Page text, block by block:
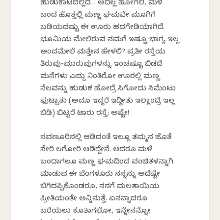
ಹುಡುಕಾಟದಲ್ಲಿದೆ… ಅದೆಲ್ಲ ಹೋಗಲಿ, ಮಳೆ
ಬಂದ ಹೊತ್ತಲ್ಲಿ ಮಣ್ಣ ಘಮವೇ ಮೂಗಿಗೆ
ಬಡಿಯದಷ್ಟು ಈ ಊರು ಹದಗೇಡಿಯಾಗಿದೆ.
‌ಭೂಮಿಯ ಮೇಲಿರುವ ನಮಗೆ ಇಷ್ಟೂ ಭಾಗ್ಯ ಇಲ್ಲ
ಅಂದಮೇಲೆ ಮತ್ತೇನ ಹೇಳಲಿ? ಪ್ರತೀ ರಸ್ತೆಯ
ತಿರುವು-ಮುರುವುಗಳನ್ನು ಇಂಚಷ್ಟೂ ಬಿಡದೆ
ಮನೆಗಳು ಎದ್ದು ನಿಂತಿರೋ ಊರಲ್ಲಿ ಮಣ್ಣ
ನೆಲವನ್ನು ಹುಡುಕ ಹೋದ್ರೆ ಸಿಗೋದು ಸಿಮೆಂಟು
ಫುಟ್ಪಾತು (ಅದೂ ಇದ್ದರೆ ಇದ್ದೀತು ಇಲ್ಲಾಂದ್ರೆ ಇಲ್ಲ
ಬಿಡಿ) ಬಿಟ್ಟರೆ ಟಾರು ರಸ್ತೆ; ಅಷ್ಟೇ!
ಸವಣೂರಿನಲ್ಲಿ ಆಡಿದಂತೆ ಇಲ್ಲೂ ತಮ್ಮನ ಜೊತೆ
ಸೇರಿ ಲಗೋರಿ ಆಡಿದ್ದೇನೆ. ಆದರೂ ಮಳೆ
ಬಂದಾಗಲೂ ಮಣ್ಣ ಘಮದಿಂದ ವಂಚಿತಳನ್ನಾಗಿ
ಮಾಡುವ ಈ ಬೆಂಗಳೂರು ನನ್ನನ್ನು ಅದೆಷ್ಟೇ
ಬಿಗಿದಪ್ಪಿಕೊಂಡರೂ, ನನಗೆ ಮಲತಾಯಿಯ
ಪ್ರೀತಿಯಂತೇ ಅನ್ನಿಸುತ್ತೆ. ಏನನ್ನಾದರೂ
ಬರೆಯಲು ಕೂತಾಗಲೋ, ಇನ್ನೇನನ್ನೋ